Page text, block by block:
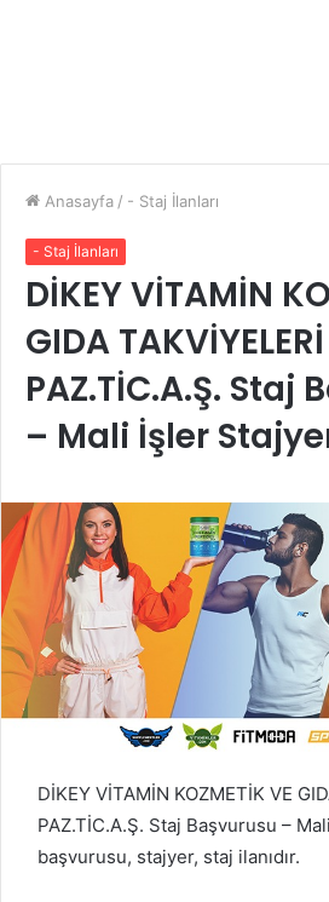
Anasayfa / - Staj İlanları
- Staj İlanları
DİKEY VİTAMİN
GIDA TAKVİYELERİ
PAZ.TİC.A.Ş. Staj
– Mali İşler
DİKEY VİTAMİN KOZMETİK VE
PAZ.TİC.A.Ş. Staj Başvurusu –
başvurusu, stajyer, staj ilanıdır.